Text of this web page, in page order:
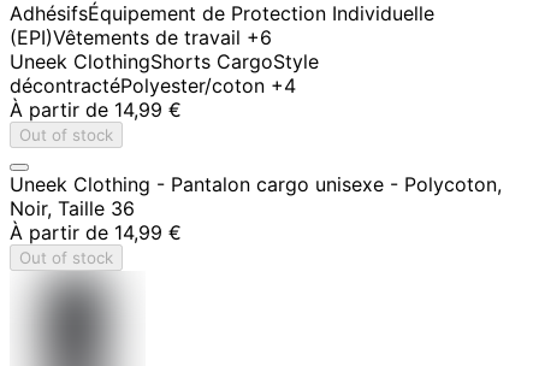
AdhésifsÉquipement de Protection Individuelle
(EPI)Vêtements de travail +6
Uneek ClothingShorts CargoStyle
décontractéPolyester/coton +4
À partir de 14,99 €
Out of stock
Uneek Clothing - Pantalon cargo unisexe - Polycoton,
Noir, Taille 36
À partir de 14,99 €
Out of stock